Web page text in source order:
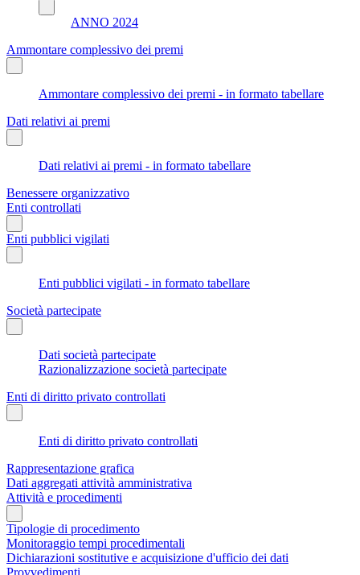
ANNO 2024
Ammontare complessivo dei premi
Ammontare complessivo dei premi - in formato tabellare
Dati relativi ai premi
Dati relativi ai premi - in formato tabellare
Benessere organizzativo
Enti controllati
Enti pubblici vigilati
Enti pubblici vigilati - in formato tabellare
Società partecipate
Dati società partecipate
Razionalizzazione società partecipate
Enti di diritto privato controllati
Enti di diritto privato controllati
Rappresentazione grafica
Dati aggregati attività amministrativa
Attività e procedimenti
Tipologie di procedimento
Monitoraggio tempi procedimentali
Dichiarazioni sostitutive e acquisizione d'ufficio dei dati
Provvedimenti